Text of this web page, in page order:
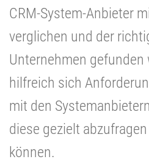
CRM-System-Anbieter
verglichen und der
Unternehmen gefunden
hilfreich sich
mit den
diese gezielt
können.